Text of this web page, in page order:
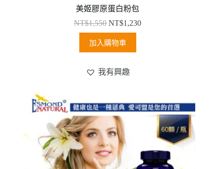
美姬膠原蛋白粉包
NT$1,550 NT$1,230
加入購物車
我有興趣